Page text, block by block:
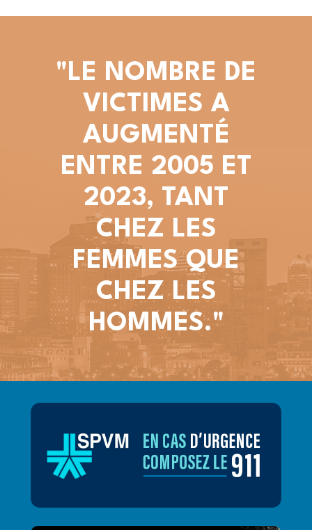
"LE NOMBRE DE
VICTIMES A
AUGMENTÉ
ENTRE 2005 ET
2023, TANT
CHEZ LES
FEMMES QUE
CHEZ LES
HOMMES."